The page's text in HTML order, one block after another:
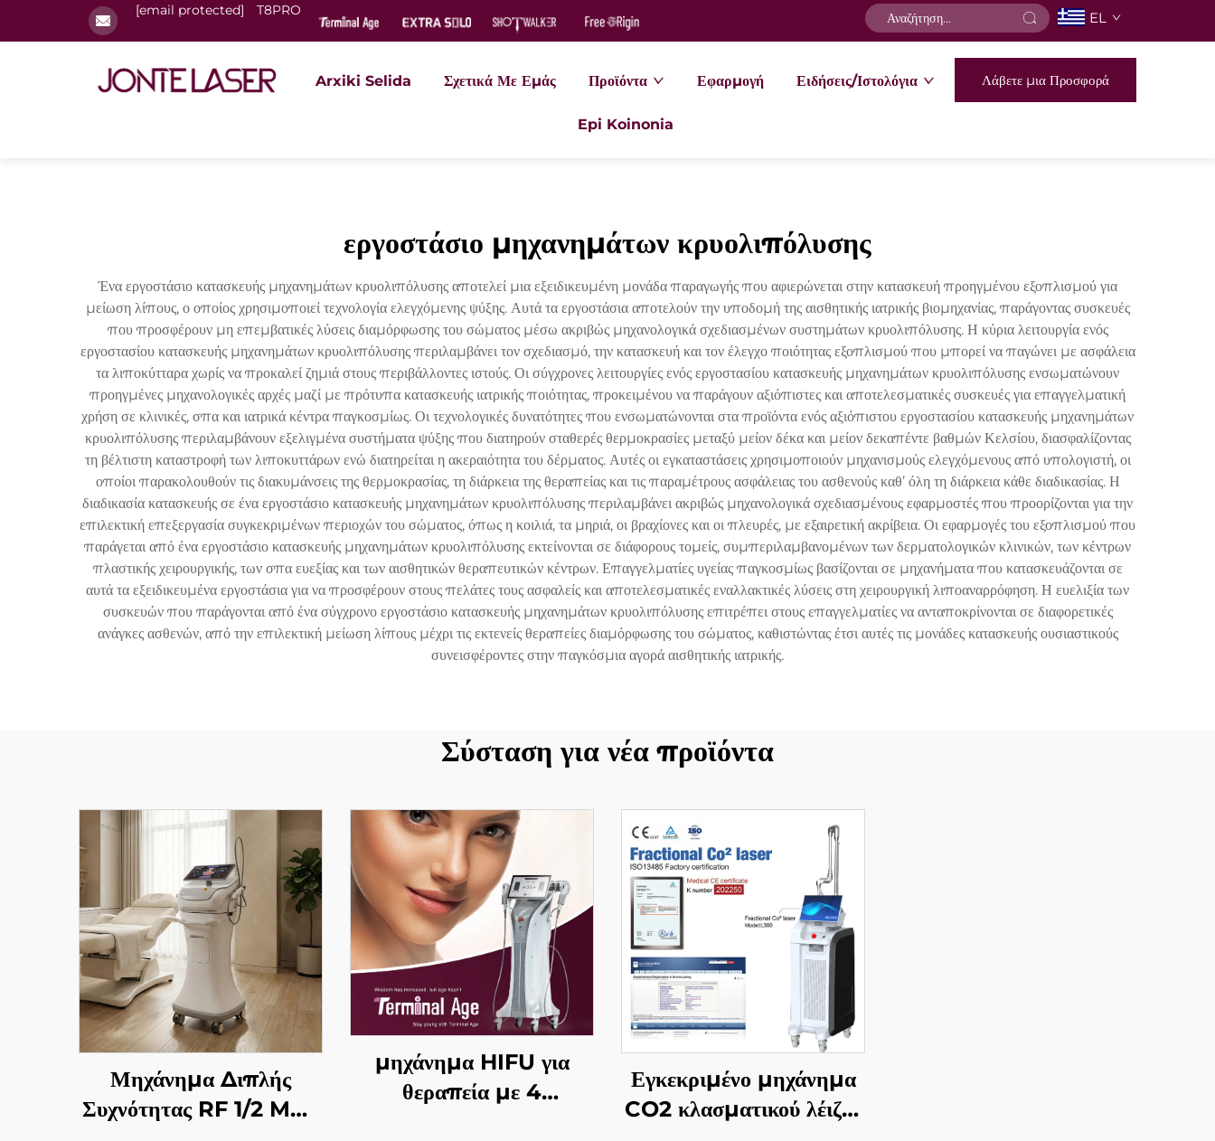
[email protected] T8PRO EL
Arxiki Selida Σχετικά Με Εμάς Προϊόντα Εφαρμογή Ειδήσεις/Ιστολόγια
Epi Koinonia
Λάβετε μια Προσφορά
εργοστάσιο μηχανημάτων κρυολιπόλυσης
Ένα εργοστάσιο κατασκευής μηχανημάτων κρυολιπόλυσης αποτελεί μια εξειδικευμένη μονάδα παραγωγής που αφιερώνεται στην κατασκευή προηγμένου εξοπλισμού για
μείωση λίπους, ο οποίος χρησιμοποιεί τεχνολογία ελεγχόμενης ψύξης. Αυτά τα εργοστάσια αποτελούν την υποδομή της αισθητικής ιατρικής βιομηχανίας, παράγοντας συσκευές
που προσφέρουν μη επεμβατικές λύσεις διαμόρφωσης του σώματος μέσω ακριβώς μηχανολογικά σχεδιασμένων συστημάτων κρυολιπόλυσης. Η κύρια λειτουργία ενός
εργοστασίου κατασκευής μηχανημάτων κρυολιπόλυσης περιλαμβάνει τον σχεδιασμό, την κατασκευή και τον έλεγχο ποιότητας εξοπλισμού που μπορεί να παγώνει με ασφάλεια
τα λιποκύτταρα χωρίς να προκαλεί ζημιά στους περιβάλλοντες ιστούς. Οι σύγχρονες λειτουργίες ενός εργοστασίου κατασκευής μηχανημάτων κρυολιπόλυσης ενσωματώνουν
προηγμένες μηχανολογικές αρχές μαζί με πρότυπα κατασκευής ιατρικής ποιότητας, προκειμένου να παράγουν αξιόπιστες και αποτελεσματικές συσκευές για επαγγελματική
χρήση σε κλινικές, σπα και ιατρικά κέντρα παγκοσμίως. Οι τεχνολογικές δυνατότητες που ενσωματώνονται στα προϊόντα ενός αξιόπιστου εργοστασίου κατασκευής μηχανημάτων
κρυολιπόλυσης περιλαμβάνουν εξελιγμένα συστήματα ψύξης που διατηρούν σταθερές θερμοκρασίες μεταξύ μείον δέκα και μείον δεκαπέντε βαθμών Κελσίου, διασφαλίζοντας
τη βέλτιστη καταστροφή των λιποκυττάρων ενώ διατηρείται η ακεραιότητα του δέρματος. Αυτές οι εγκαταστάσεις χρησιμοποιούν μηχανισμούς ελεγχόμενους από υπολογιστή, οι
οποίοι παρακολουθούν τις διακυμάνσεις της θερμοκρασίας, τη διάρκεια της θεραπείας και τις παραμέτρους ασφάλειας του ασθενούς καθ’ όλη τη διάρκεια κάθε διαδικασίας. Η
διαδικασία κατασκευής σε ένα εργοστάσιο κατασκευής μηχανημάτων κρυολιπόλυσης περιλαμβάνει ακριβώς μηχανολογικά σχεδιασμένους εφαρμοστές που προορίζονται για την
επιλεκτική επεξεργασία συγκεκριμένων περιοχών του σώματος, όπως η κοιλιά, τα μηριά, οι βραχίονες και οι πλευρές, με εξαιρετική ακρίβεια. Οι εφαρμογές του εξοπλισμού που
παράγεται από ένα εργοστάσιο κατασκευής μηχανημάτων κρυολιπόλυσης εκτείνονται σε διάφορους τομείς, συμπεριλαμβανομένων των δερματολογικών κλινικών, των κέντρων
πλαστικής χειρουργικής, των σπα ευεξίας και των αισθητικών θεραπευτικών κέντρων. Επαγγελματίες υγείας παγκοσμίως βασίζονται σε μηχανήματα που κατασκευάζονται σε
αυτά τα εξειδικευμένα εργοστάσια για να προσφέρουν στους πελάτες τους ασφαλείς και αποτελεσματικές εναλλακτικές λύσεις στη χειρουργική λιποαναρρόφηση. Η ευελιξία των
συσκευών που παράγονται από ένα σύγχρονο εργοστάσιο κατασκευής μηχανημάτων κρυολιπόλυσης επιτρέπει στους επαγγελματίες να ανταποκρίνονται σε διαφορετικές
ανάγκες ασθενών, από την επιλεκτική μείωση λίπους μέχρι τις εκτενείς θεραπείες διαμόρφωσης του σώματος, καθιστώντας έτσι αυτές τις μονάδες κατασκευής ουσιαστικούς
συνεισφέροντες στην παγκόσμια αγορά αισθητικής ιατρικής.
Σύσταση για νέα προϊόντα
Μηχάνημα Διπλής
Συχνότητας RF 1/2 MHz
μηχάνημα HIFU για
θεραπεία με 4
Εγκεκριμένο μηχάνημα
CO2 κλασματικού λέιζερ